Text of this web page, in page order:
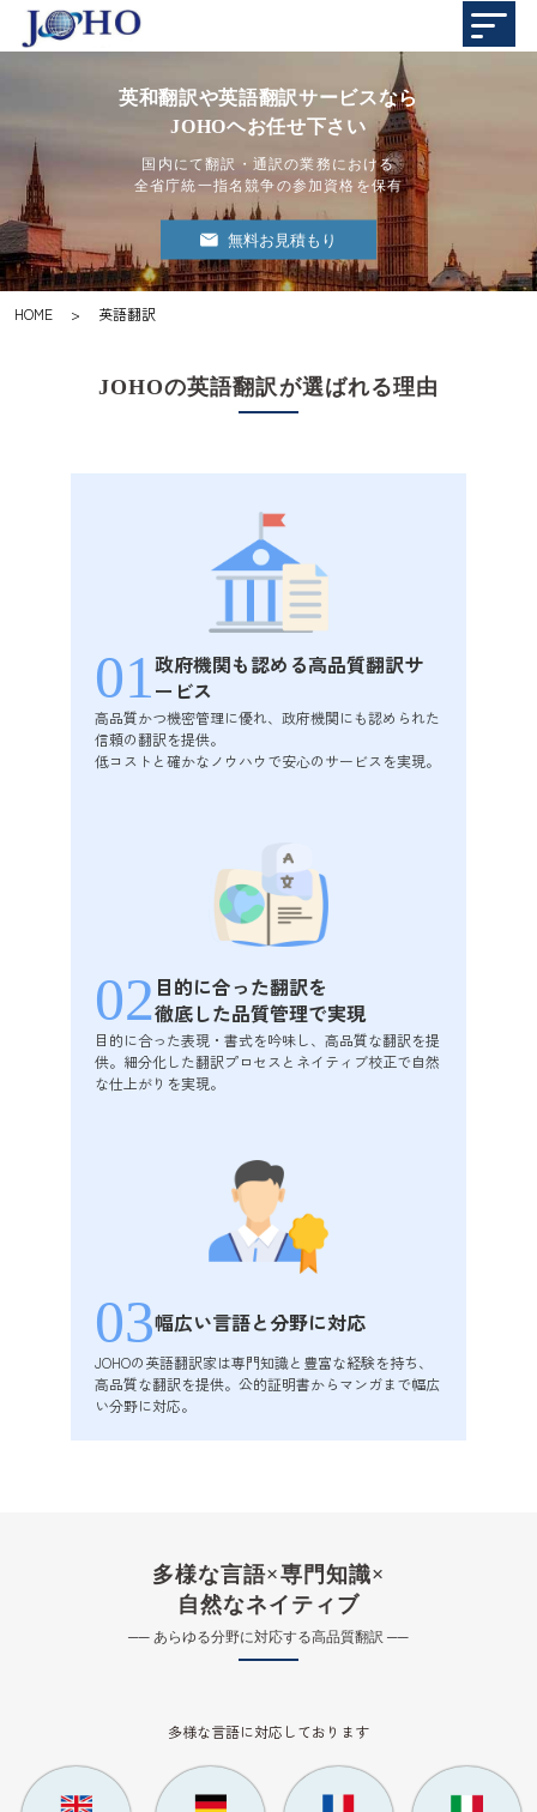
英和翻訳や英語翻訳サービスなら
JOHOヘお任せ下さい
国内にて翻訳・通訳の業務における
全省庁統一指名競争の参加資格を保有
無料お見積もり
HOME > 英語翻訳
JOHOの英語翻訳が選ばれる理由
01政府機関も認める高品質翻訳サ
ービス
高品質かつ機密管理に優れ、政府機関にも認められた
信頼の翻訳を提供。
低コストと確かなノウハウで安心のサービスを実現。
02目的に合った翻訳を
徹底した品質管理で実現
目的に合った表現・書式を吟味し、高品質な翻訳を提
供。細分化した翻訳プロセスとネイティブ校正で自然
な仕上がりを実現。
03幅広い言語と分野に対応
JOHOの英語翻訳家は専門知識と豊富な経験を持ち、
高品質な翻訳を提供。公的証明書からマンガまで幅広
い分野に対応。
多様な言語×専門知識×
自然なネイティブ
── あらゆる分野に対応する高品質翻訳 ──
多様な言語に対応しております